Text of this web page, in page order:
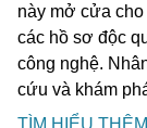
này mở cửa
các hồ sơ độc
công nghệ.
cứu và khám
TÌM HIỂU THÊM